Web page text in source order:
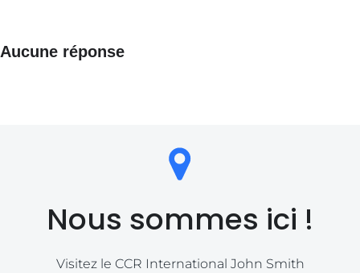
Aucune réponse
Nous sommes ici !
Visitez le CCR International John Smith